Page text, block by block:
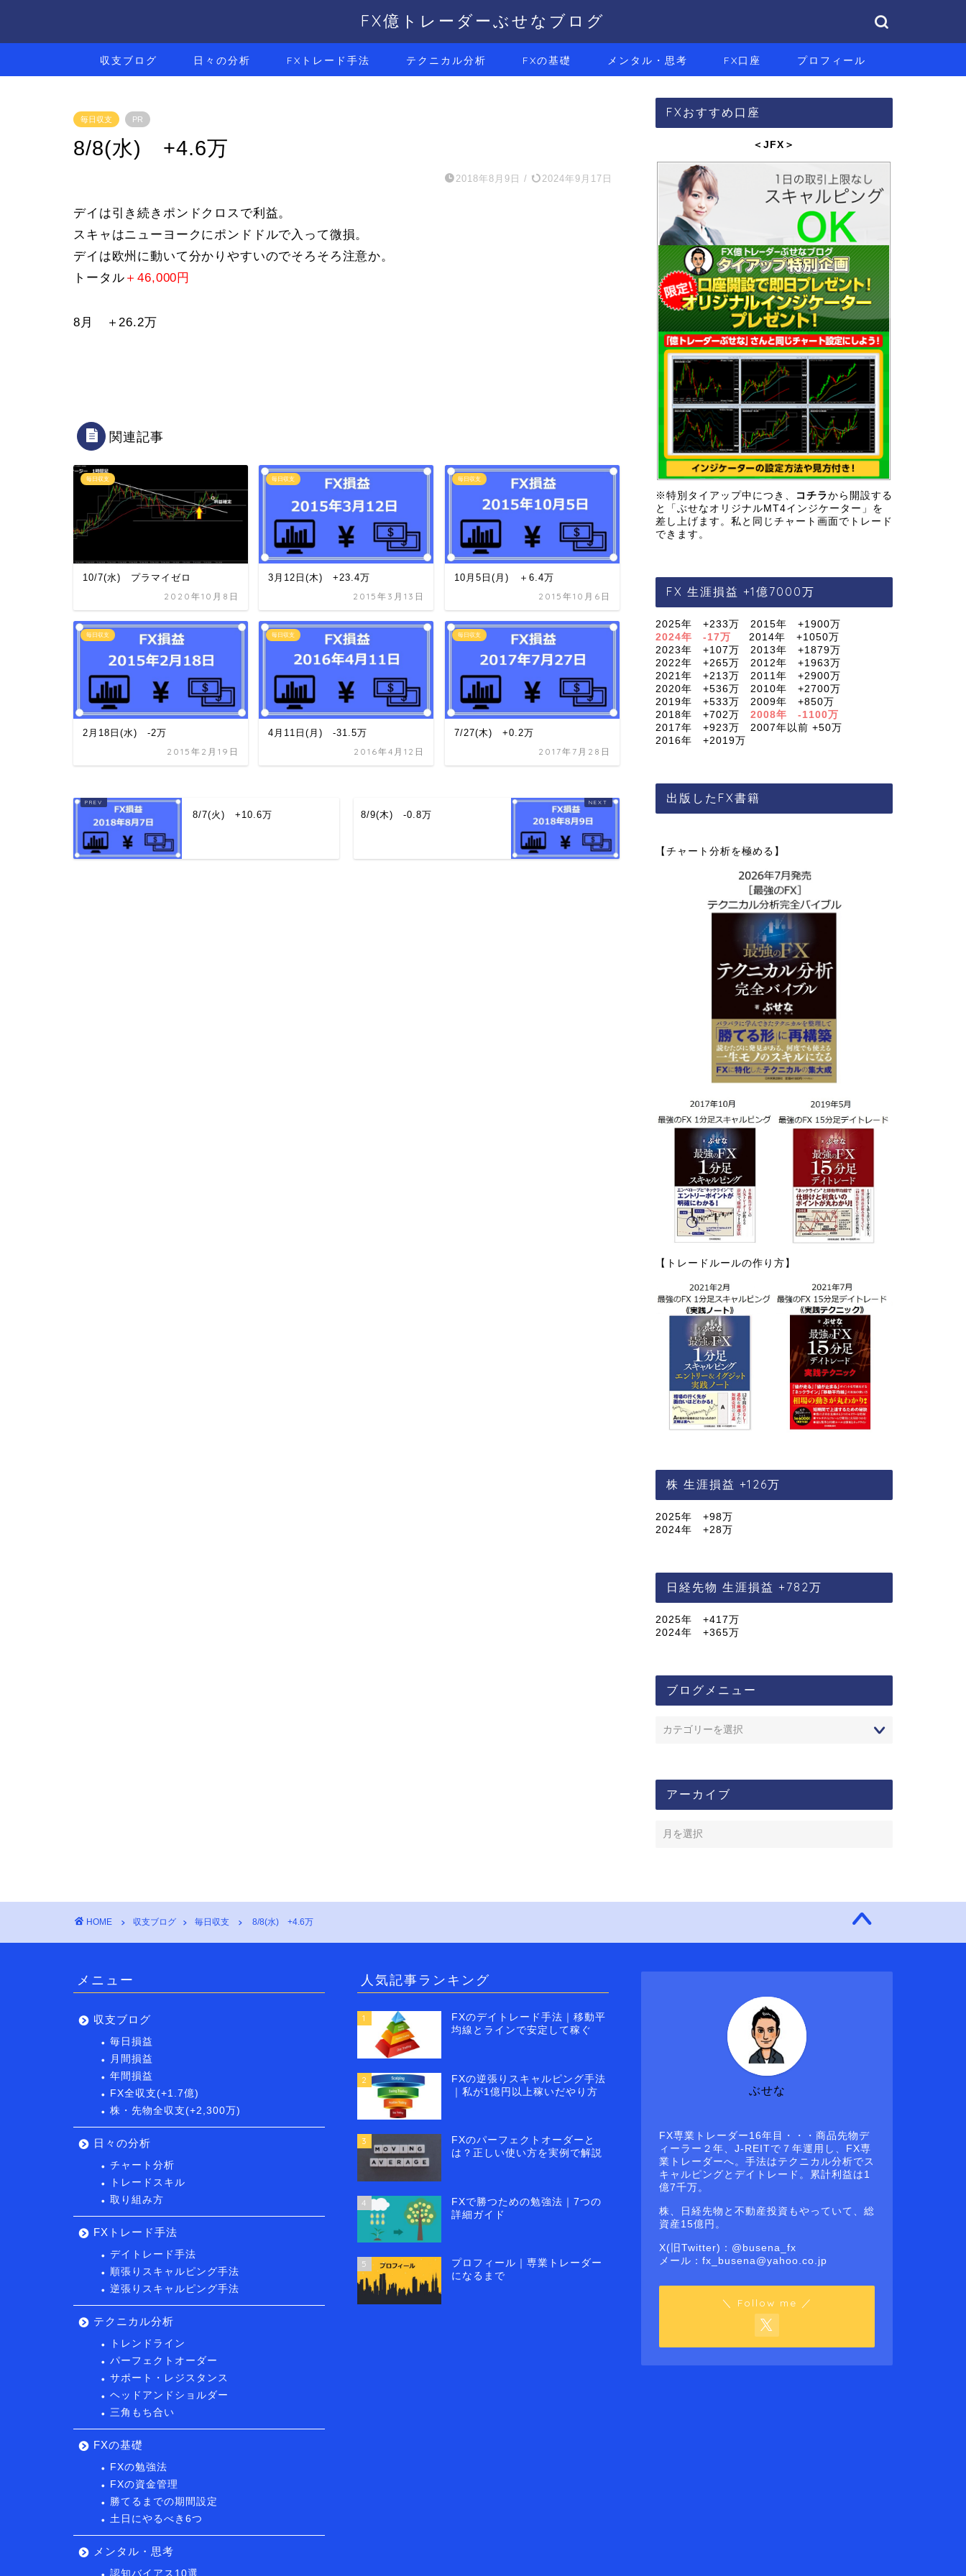
FX億トレーダーぶせなブログ
収支ブログ 日々の分析 FXトレード手法 テクニカル分析 FXの基礎 メンタル・思考 FX口座 プロフィール
毎日収支 PR
8/8(水) +4.6万
2018年8月9日 / 2024年9月17日
デイは引き続きポンドクロスで利益。
スキャはニューヨークにポンドドルで入って微損。
デイは欧州に動いて分かりやすいのでそろそろ注意か。
トータル ＋46,000円
8月 ＋26.2万
関連記事
毎日収支
10/7(水) プラマイゼロ
2020年10月8日
毎日収支
3月12日(木) +23.4万
2015年3月13日
毎日収支
10月5日(月) ＋6.4万
2015年10月6日
毎日収支
2月18日(水) -2万
2015年2月19日
毎日収支
4月11日(月) -31.5万
2016年4月12日
毎日収支
7/27(木) +0.2万
2017年7月28日
8/7(火) +10.6万 8/9(木) -0.8万
FXおすすめ口座
＜JFX ＞
※特別タイアップ中につき、 コチラから開設する
と「ぶせなオリジナルMT4インジケーター」を
差し上げます。私と同じチャート画面でトレード
できます。
FX 生涯損益 +1億7000万
2025年 +233万 2015年 +1900万
2024年 -17万
2014年 +1050万
2023年 +107万 2013年 +1879万
2022年 +265万 2012年 +1963万
2021年 +213万 2011年 +2900万
2020年 +536万 2010年 +2700万
2019年 +533万 2009年 +850万
2018年 +702万 2008年 -1100万
2017年 +923万 2007年以前 +50万
2016年 +2019万
出版したFX書籍
【チャート分析を極める】
【トレードルールの作り方】
株 生涯損益 +126万
2025年 +98万
2024年 +28万
日経先物 生涯損益 +782万
2025年 +417万
2024年 +365万
ブログメニュー
アーカイブ
HOME 収支ブログ 毎日収支 8/8(水) +4.6万
メニュー
収支ブログ
毎日損益
月間損益
年間損益
FX全収支(+1.7億)
株・先物全収支(+2,300万)
日々の分析
チャート分析
トレードスキル
取り組み方
FXトレード手法
デイトレード手法
順張りスキャルピング手法
逆張りスキャルピング手法
テクニカル分析
トレンドライン
パーフェクトオーダー
サポート・レジスタンス
ヘッドアンドショルダー
三角もち合い
FXの基礎
FXの勉強法
FXの資金管理
勝てるまでの期間設定
土日にやるべき6つ
メンタル・思考
認知バイアス10選
人気記事ランキング
1
FXのデイトレード手法｜移動平
均線とラインで安定して稼ぐ
2
FXの逆張りスキャルピング手法
｜私が1億円以上稼いだやり方
3
FXのパーフェクトオーダーと
は？正しい使い方を実例で解説
4
FXで勝つための勉強法｜7つの
詳細ガイド
5
プロフィール｜専業トレーダー
になるまで
ぶせな
FX専業トレーダー16年目・・・商品先物デ
ィーラー２年、J-REITで７年運用し、FX専
業トレーダーへ。手法はテクニカル分析でス
キャルピングとデイトレード。累計利益は1
億7千万。
株、日経先物と不動産投資もやっていて、総
資産15億円。
X(旧Twitter)：@busena_fx
メール：fx_busena@yahoo.co.jp
＼ Follow me ／